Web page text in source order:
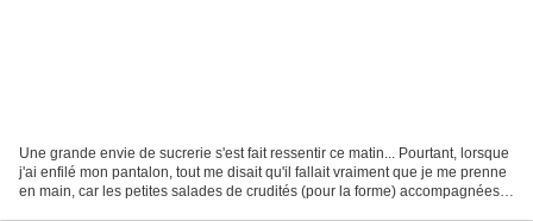
Une grande envie de sucrerie s'est fait ressentir ce matin... Pourtant, lorsque
j'ai enfilé mon pantalon, tout me disait qu'il fallait vraiment que je me prenne
en main, car les petites salades de crudités (pour la forme) accompagnées